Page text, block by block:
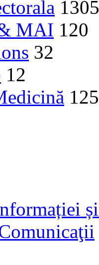
1305
MAI 120
32
12
125